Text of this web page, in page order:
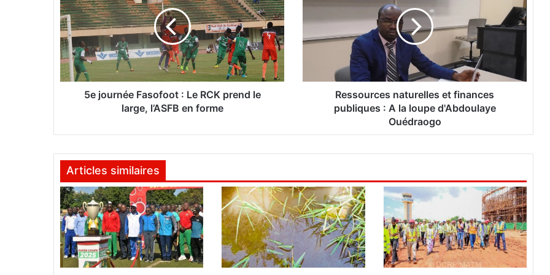
j
o
u
r
n
é
e
t
:
L
e
R
C
K
5e journée Fasofoot : Le RCK prend le
large, l’ASFB en forme
u
e
l
l
e
s
e
f
Ressources naturelles et finances
publiques : A la loupe d'Abdoulaye
Ouédraogo
Articles similaires